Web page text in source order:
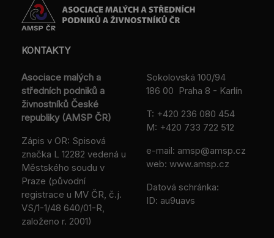
KONTAKTY
Asociace malých a
středních podniků a
živnostníků České
republiky (AMSP ČR)
Zápis v OR: Spisová
značka L 12282 vedená u
Městského soudu v
Praze (původní
registrace u MV ČR, č.j.
VS/1-1/48 640/01-R,
založeno r. 2001)
Sokolovská 100/94
186 00 Praha 8 - Karlín
T: +420 236 080 454
M: +420 733 722 512
e-mail: amsp@amsp.cz
web: www.amsp.cz
Datová schránka:
ID: au9uavs